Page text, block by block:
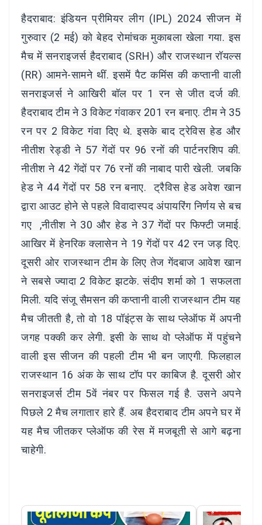
हैदराबाद: इंड‍ियन प्रीम‍ियर लीग (IPL) 2024 सीजन में
गुरुवार (2 मई) को बेहद रोमांचक मुकाबला खेला गया. इस
मैच में सनराइजर्स हैदराबाद (SRH) और राजस्थान रॉयल्स
(RR) आमने-सामने थीं. इसमें पैट कमिंस की कप्तानी वाली
सनराइजर्स ने आखिरी बॉल पर 1 रन से जीत दर्ज की.
हैदराबाद टीम ने 3 विकेट गंवाकर 201 रन बनाए. टीम ने 35
रन पर 2 विकेट गंवा दिए थे. इसके बाद ट्रेविस हेड और
नीतीश रेड्डी ने 57 गेंदों पर 96 रनों की पार्टनरशिप की.
नीतीश ने 42 गेंदों पर 76 रनों की नाबाद पारी खेली. जबकि
हेड ने 44 गेंदों पर 58 रन बनाए. ट्रैविस हेड अवेश खान
द्वारा आउट होने से पहले विवादास्पद अंपायरिंग निर्णय से बच
गए ,नीतीश ने 30 और हेड ने 37 गेंदों पर फिफ्टी जमाई.
आखिर में हेनरिक क्लासेन ने 19 गेंदों पर 42 रन जड़ दिए.
दूसरी ओर राजस्थान टीम के लिए तेज गेंदबाज आवेश खान
ने सबसे ज्यादा 2 विकेट झटके. संदीप शर्मा को 1 सफलता
मिली. यदि संजू सैमसन की कप्तानी वाली राजस्थान टीम यह
मैच जीतती है, तो वो 18 पॉइंट्स के साथ प्लेऑफ में अपनी
जगह पक्की कर लेगी. इसी के साथ वो प्लेऑफ में पहुंचने
वाली इस सीजन की पहली टीम भी बन जाएगी. फिलहाल
राजस्थान 16 अंक के साथ टॉप पर काबिज है. दूसरी ओर
सनराइजर्स टीम 5वें नंबर पर फिसल गई है. उसने अपने
पिछले 2 मैच लगातार हारे हैं. अब हैदराबाद टीम अपने घर में
यह मैच जीतकर प्लेऑफ की रेस में मजबूती से आगे बढ़ना
चाहेगी.